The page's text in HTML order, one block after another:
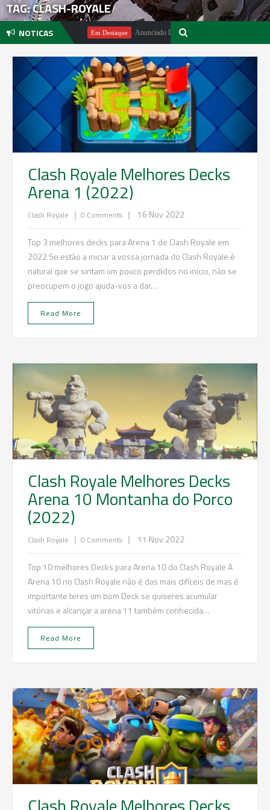
TAG: CLASH-ROYALE
NOTICAS
Pachter Em Destaque Anunciado DualSense The Last of Us Limited
Clash Royale Melhores Decks
Arena 1 (2022)
Clash Royale | 0 Comments | 16 Nov 2022
Top 3 melhores decks para Arena 1 de Clash Royale em
2022 Se estão a iniciar a vossa jornada do Clash Royale é
natural que se sintam um pouco perdidos no inicio, não se
preocupem o jogo ajuda-vos a dar…
Read More
Clash Royale Melhores Decks
Arena 10 Montanha do Porco
(2022)
Clash Royale | 0 Comments | 11 Nov 2022
Top 10 melhores Decks para Arena 10 do Clash Royale A
Arena 10 no Clash Royale não é das mais difíceis de mas é
importante teres um bom Deck se quiseres acumular
vitórias e alcançar a arena 11 também conhecida…
Read More